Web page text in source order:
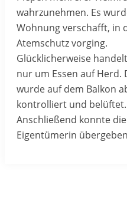
wahrzunehmen. Es
Wohnung verschafft, in
Atemschutz vorging.
Glücklicherweise
nur um Essen auf
wurde auf dem Balkon
kontrolliert und belüftet.
Anschließend konnte
Eigentümerin